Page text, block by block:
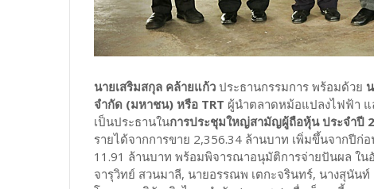
นายเสริมสกุล คล้ายแก้ว ประธานกรรมการ พร้อมด้วย
จำกัด (มหาชน) หรือ TRT ผู้นำตลาดหม้อแปลงไฟฟ้า แ
เป็นประธานในการประชุมใหญ่สามัญผู้ถือหุ้น ประจำปี
รายได้จากการขาย 2,356.34 ล้านบาท เพิ่มขึ้นจากปี
11.91 ล้านบาท พร้อมพิจารณาอนุมัติการจ่ายปันผล ใ
จารุวิทย์ สวนมาลี, นายอรรณพ เตกะจรินทร์, นางสุนั